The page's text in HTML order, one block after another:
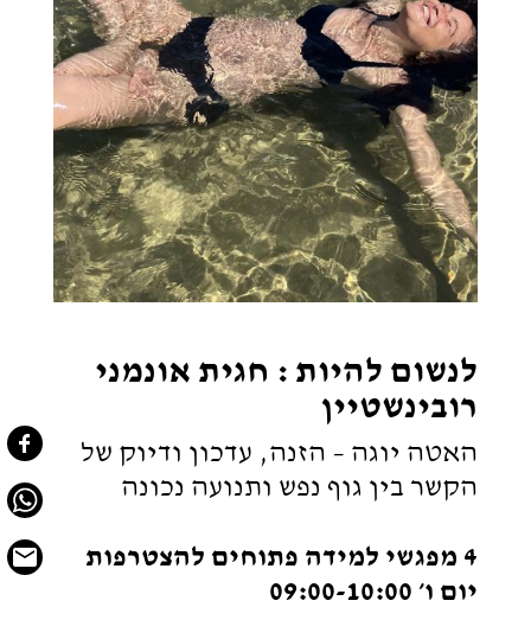
רובינשטיין
האטה יוגה – הזנה, עדכון ודיוק של
הקשר בין גוף נפש ותנועה נכונה
4 מפגשי למידה פתוחים להצטרפות
יום ו׳ 09:00-10:00